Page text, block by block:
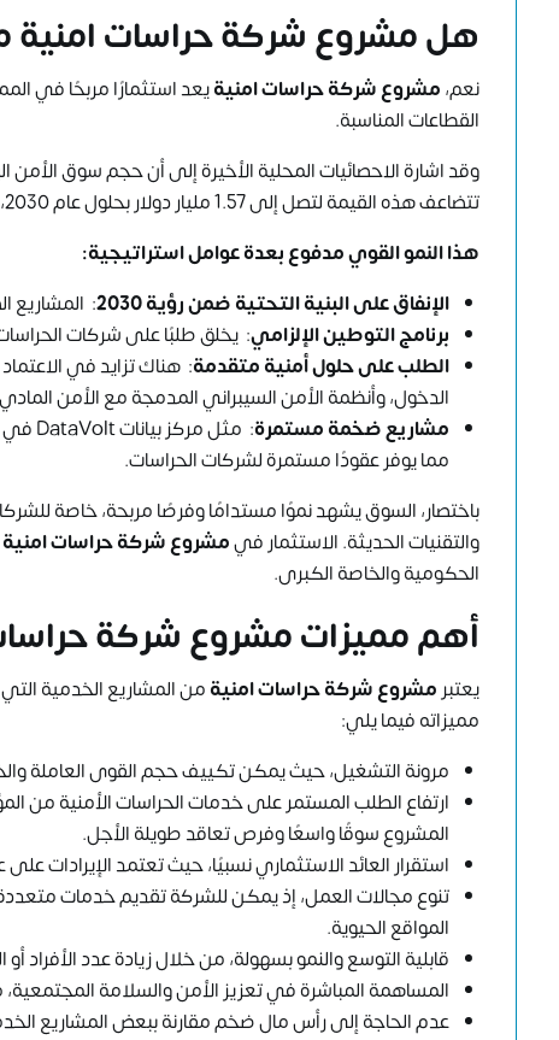
هل مشروع شركة حراسات امنية
نعم،مشروع شركة حراسات امنيةيعد استثمارًا مربحًا في
القطاعات المناسبة.
تتضاعف هذه القيمة لتصل إلى 1.57 مليار دولار بحلول عام 2030، بمعدل نمو سنوي مركب يقدر 8.38%.
هذا النمو القوي مدفوع بعدة عوامل استراتيجية:
الإنفاق على البنية التحتية ضمن رؤية 2030
: المشاريع
برنامج التوطين الإلزامي: يخلق طلبًا على شركات
الطلب على حلول أمنية متقدمة: هناك تزايد في
الدخول، وأنظمة الأمن السيبراني المدمجة مع الأمن
مشاريع ضخمة مستمرة
مما يوفر عقودًا مستمرة لشركات الحراسات.
باختصار، السوق يشهد نموًا مستدامًا وفرصًا مربحة، خاصة
والتقنيات الحديثة. الاستثمار فيمشروع شركة حراسات امنية
الحكومية والخاصة الكبرى.
أهم مميزات مشروع شركة
يعتبر مشروع شركة حراسات امنيةمن المشاريع الخدمية التي
مميزاته فيما يلي:
مرونة التشغيل، حيث يمكن تكييف حجم القوى العاملة
ارتفاع الطلب المستمر على خدمات الحراسات الأمنية من
المشروع سوقًا واسعًا وفرص تعاقد طويلة الأجل.
استقرار العائد الاستثماري نسبيًا، حيث تعتمد الإيرادات
تنوع مجالات العمل، إذ يمكن للشركة تقديم خدمات متعددة
المواقع الحيوية.
قابلية التوسع والنمو بسهولة، من خلال زيادة عدد
المساهمة المباشرة في تعزيز الأمن والسلامة
عدم الحاجة إلى رأس مال ضخم مقارنة ببعض المشاريع